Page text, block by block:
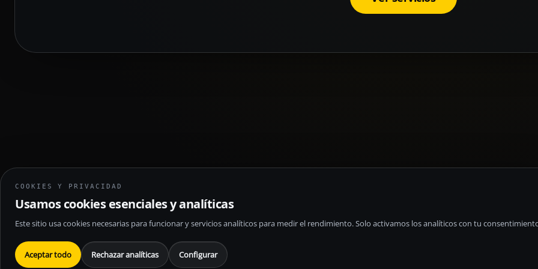
COOKIES Y PRIVACIDAD
Usamos cookies esenciales y analíticas
Este sitio usa cookies necesarias para funcionar y servicios analíticos para medir el rendimiento. Solo activamos los analíticos con tu
Aceptar todo Rechazar analíticas Configurar